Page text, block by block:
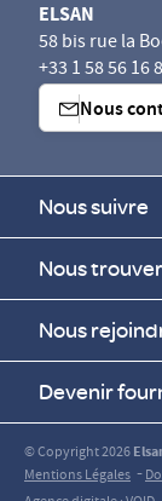
ELSAN
58 bis rue la
+33 1 58 56 16
Nous
Nous suivre
Nous trouver
Nous
Devenir
© Copyright 2026
Mentions Légales -